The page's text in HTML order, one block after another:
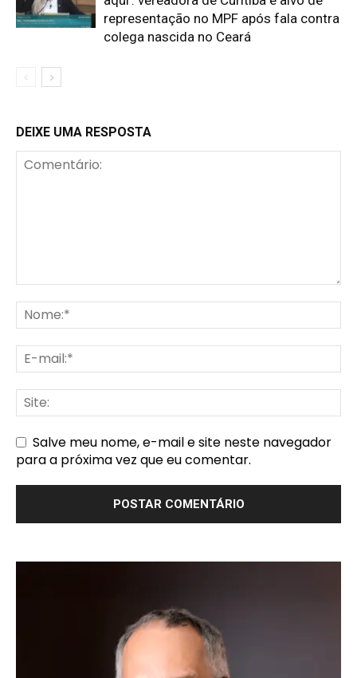
representação no MPF após fala contra
colega nascida no Ceará
DEIXE UMA RESPOSTA
Salve meu nome, e-mail e site neste navegador
para a próxima vez que eu comentar.